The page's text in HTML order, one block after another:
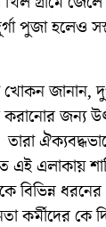
পুজা হলেও
খোকন জানান,
করানোর জন্য
এলাকায়
বিভিন্ন
কর্মীদের কে